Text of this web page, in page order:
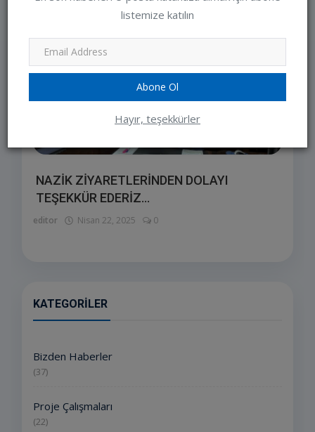
listemize katılın
Abone Ol
Hayır, teşekkürler
NAZİK ZİYARETLERİNDEN DOLAYI
TEŞEKKÜR EDERİZ...
editor Nisan 22, 2025 0
KATEGORILER
Bizden Haberler
(37)
Proje Çalışmaları
(22)